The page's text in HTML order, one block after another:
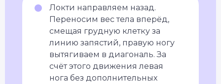
Локти направляем назад.
Переносим вес тела вперёд,
смещая грудную клетку за
линию запястий, правую ногу
вытягиваем в диагональ. За
счёт этого движения левая
нога без дополнительных